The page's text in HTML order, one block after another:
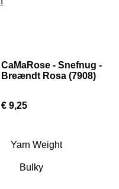
CaMaRose - Snefnug -
Breændt Rosa (7908)
€ 9,25
Yarn Weight